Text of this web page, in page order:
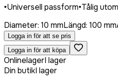
•Universell passform•Tålig
Diameter: 10 mmLängd: 100 mm
Logga in för att se pris
Logga in för att köpa
OnlinelagerI lager
Din butikI lager